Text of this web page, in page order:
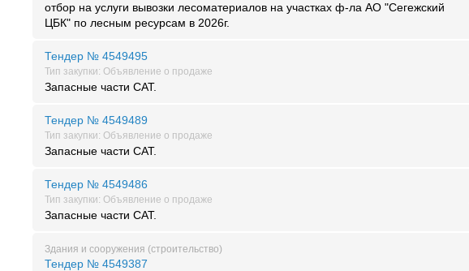
отбор на услуги вывозки лесоматериалов на участках ф-ла АО "Сегежский
ЦБК" по лесным ресурсам в 2026г.
Тендер № 4549495
Тип закупки: Объявление о продаже
Запасные части CAT.
Тендер № 4549489
Тип закупки: Объявление о продаже
Запасные части CAT.
Тендер № 4549486
Тип закупки: Объявление о продаже
Запасные части CAT.
Здания и сооружения (строительство)
Тендер № 4549387